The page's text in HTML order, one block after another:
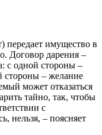
передает имущество в
Договор дарения –
с одной стороны –
стороны – желание
может отказаться
тайно, так, чтобы
с
нельзя, – поясняет